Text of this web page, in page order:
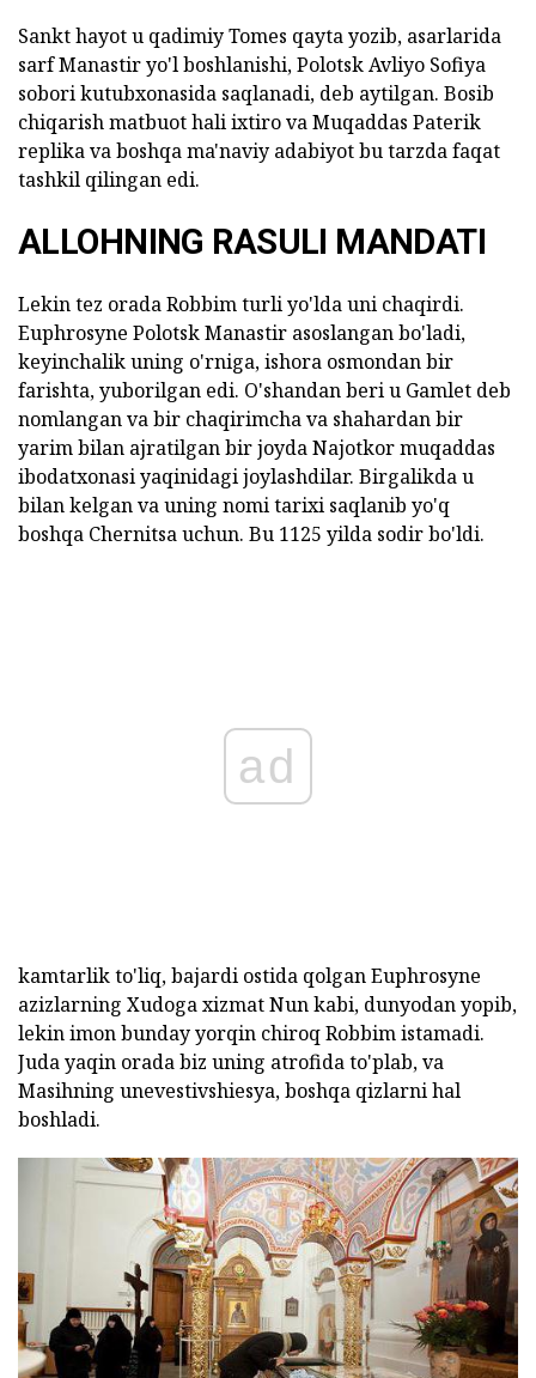
Sankt hayot u qadimiy Tomes qayta yozib, asarlarida
sarf Manastir yo'l boshlanishi, Polotsk Avliyo Sofiya
sobori kutubxonasida saqlanadi, deb aytilgan. Bosib
chiqarish matbuot hali ixtiro va Muqaddas Paterik
replika va boshqa ma'naviy adabiyot bu tarzda faqat
tashkil qilingan edi.
ALLOHNING RASULI MANDATI
Lekin tez orada Robbim turli yo'lda uni chaqirdi.
Euphrosyne Polotsk Manastir asoslangan bo'ladi,
keyinchalik uning o'rniga, ishora osmondan bir
farishta, yuborilgan edi. O'shandan beri u Gamlet deb
nomlangan va bir chaqirimcha va shahardan bir
yarim bilan ajratilgan bir joyda Najotkor muqaddas
ibodatxonasi yaqinidagi joylashdilar. Birgalikda u
bilan kelgan va uning nomi tarixi saqlanib yo'q
boshqa Chernitsa uchun. Bu 1125 yilda sodir bo'ldi.
ad
kamtarlik to'liq, bajardi ostida qolgan Euphrosyne
azizlarning Xudoga xizmat Nun kabi, dunyodan yopib,
lekin imon bunday yorqin chiroq Robbim istamadi.
Juda yaqin orada biz uning atrofida to'plab, va
Masihning unevestivshiesya, boshqa qizlarni hal
boshladi.